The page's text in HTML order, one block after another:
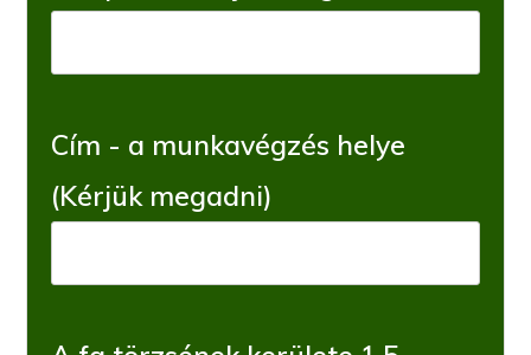
Cím - a munkavégzés helye
(Kérjük megadni)